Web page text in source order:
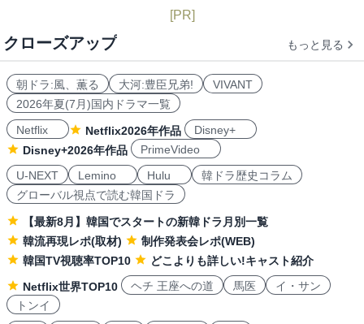
[PR]
クローズアップ もっと見る
朝ドラ:風、薫る 大河:豊臣兄弟!
VIVANT
2026年夏(7月)国内ドラマ一覧
Netflix
Netflix2026年作品
Disney+
Disney+2026年作品
PrimeVideo
U-NEXT
Lemino Hulu
韓ドラ歴史コラム
グローバル視点で読む韓国ドラ
【最新8月】韓国でスタートの新韓ドラ月別一覧
韓流再現レポ(取材)
制作発表会レポ(WEB)
韓国TV視聴率TOP10
どこよりも詳しい!キャスト紹介
Netflix世界TOP10
ヘチ 王座への道 馬医
イ・サン
トンイ